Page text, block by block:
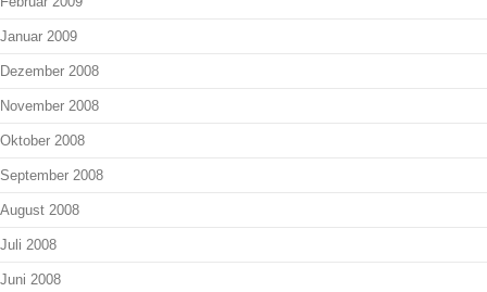
Januar 2009
Dezember 2008
November 2008
Oktober 2008
September 2008
August 2008
Juli 2008
Juni 2008